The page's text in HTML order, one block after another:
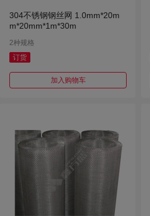
304不锈钢钢丝网 1.0mm*20m
m*20mm*1m*30m
2种规格
订货
加入购物车